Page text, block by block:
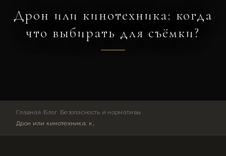
Дрон или кинотехника: когда
что выбирать для съёмки?
Главная Блог Безопасность и нормативы